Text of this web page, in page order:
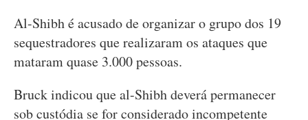
Al-Shibh é acusado de organizar o grupo dos 19
sequestradores que realizaram os ataques que
mataram quase 3.000 pessoas.
Bruck indicou que al-Shibh deverá permanecer
sob custódia se for considerado incompetente